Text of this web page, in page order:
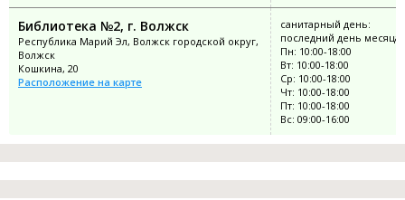
Библиотека №2, г. Волжск
Республика Марий Эл, Волжск городской округ,
Волжск
Кошкина, 20
Расположение на карте
санитарный день:
последний день месяца
Пн: 10:00-18:00
Вт: 10:00-18:00
Ср: 10:00-18:00
Чт: 10:00-18:00
Пт: 10:00-18:00
Вс: 09:00-16:00